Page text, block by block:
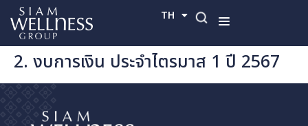
TH
EN
2. งบการเงิน ประจำไตรมาส 1 ปี 2567